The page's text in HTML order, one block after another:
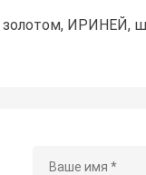
золотом, ИРИНЕЙ,